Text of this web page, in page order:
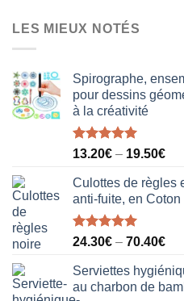
initial
était :
LES MIEUX NOTÉS
Spirographe,
pour dessins
à la créativité
Note5.00
13.20€ – 19.50€
Culottes de règles
anti-fuite, en
Note5.00
24.30€ – 70.40€
Serviettes
au charbon de